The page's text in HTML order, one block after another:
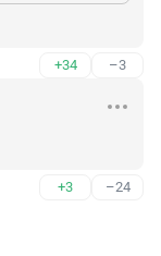
+34 –3
+3 –24